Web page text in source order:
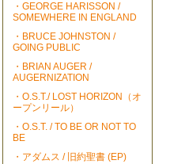
・GEORGE HARISSON /
SOMEWHERE IN ENGLAND
・BRUCE JOHNSTON /
GOING PUBLIC
・BRIAN AUGER /
AUGERNIZATION
・O.S.T./ LOST HORIZON（オ
ープンリール）
・O.S.T. / TO BE OR NOT TO
BE
・アダムス / 旧約聖書 (EP)